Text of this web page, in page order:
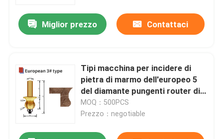
Miglior prezzo Contattaci
Tipi macchina per incidere di
pietra di marmo dell'europeo 5
del diamante pungenti router di
smusso di CNC del granito
MOQ：500PCS
Prezzo：negotiable